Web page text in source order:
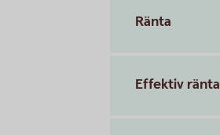
Ränta
Effektiv ränta